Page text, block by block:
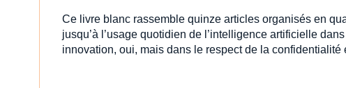
Ce livre blanc rassemble quinze articles organisés en
jusqu’à l’usage quotidien de l’intelligence artificielle
innovation, oui, mais dans le respect de la confidentialité